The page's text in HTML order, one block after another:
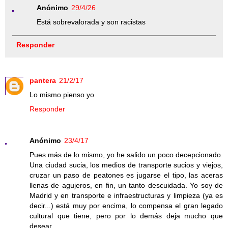
Anónimo 29/4/26
Está sobrevalorada y son racistas
Responder
pantera 21/2/17
Lo mismo pienso yo
Responder
Anónimo 23/4/17
Pues más de lo mismo, yo he salido un poco decepcionado.
Una ciudad sucia, los medios de transporte sucios y viejos,
cruzar un paso de peatones es jugarse el tipo, las aceras
llenas de agujeros, en fin, un tanto descuidada. Yo soy de
Madrid y en transporte e infraestructuras y limpieza (ya es
decir...) está muy por encima, lo compensa el gran legado
cultural que tiene, pero por lo demás deja mucho que
desear.